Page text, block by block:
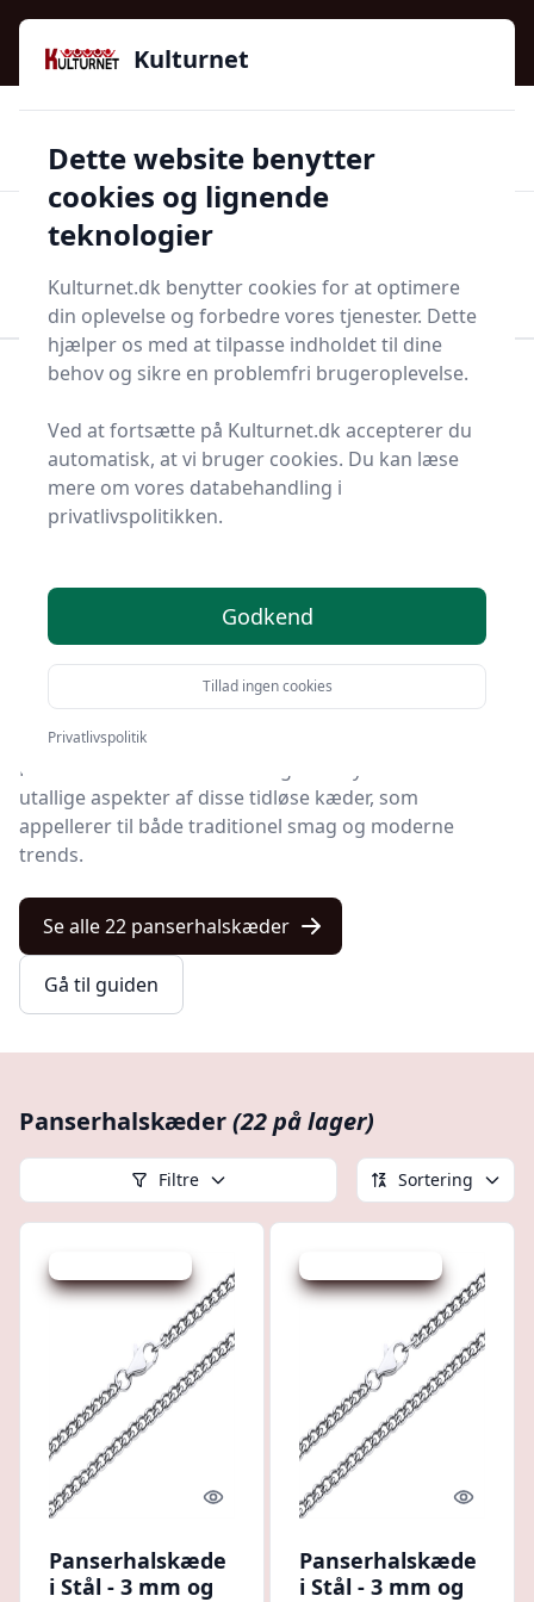
Kulturnet - Alt Det Gode I Livet | Din Kulturguide Siden
2016
97 kategorier 👍Kun godkendte butikker
Start søgning
Panserhalskæde
Panserhalskæder - 22
på lager
panserhalskædernes verden.
et fast element i både herrers og damers
smykkekollektioner.
På kulturnet.dk inviterer vi dig til at dykke ned i de
utallige aspekter af disse tidløse kæder, som
appellerer til både traditionel smag og moderne
trends.
Se alle 22 panserhalskæder
Gå til guiden
Panserhalskæder(22 på lager)
Filtre Sortering
Quick look
Panserhalskæde
i Stål - 3 mm og
Quick
Panserhalskæde
i Stål - 3 mm og
Kulturnet
Dette website benytter
cookies og lignende
teknologier
Kulturnet.dk benytter cookies for at optimere
din oplevelse og forbedre vores tjenester. Dette
hjælper os med at tilpasse indholdet til dine
behov og sikre en problemfri brugeroplevelse.
Ved at fortsætte på Kulturnet.dk accepterer du
automatisk, at vi bruger cookies. Du kan læse
mere om vores databehandling i
privatlivspolitikken.
Godkend
Tillad ingen cookies
Privatlivspolitik